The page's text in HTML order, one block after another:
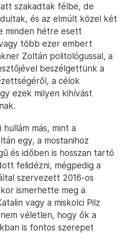
szakadtak félbe, de
és az elmúlt közel két
minden hétre esett
több ezer embert
Zoltán politológussal, a
beszélgettünk a
a célok
ezek milyen kihívást
más, mint a
egy, a mostanihoz
és időben is hosszan tartó
felidézni, mégpedig a
szervezett 2016-os
ismerhette meg a
vagy a miskolci Pilz
véletlen, hogy ők a
is fontos szerepet